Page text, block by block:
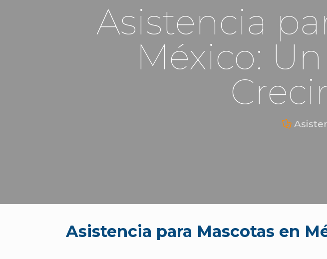
Asistencia
México:
Asistencia para Mascotas en